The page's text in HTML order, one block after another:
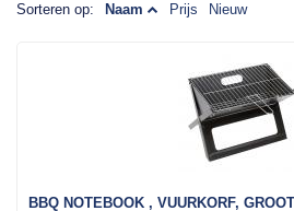
Sorteren op: Naam Prijs Nieuw
BBQ NOTEBOOK , VUURKORF,